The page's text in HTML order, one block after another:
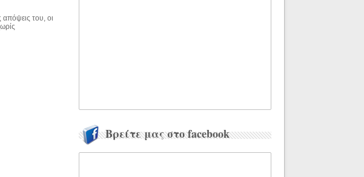
απόψεις του, οι
Βρείτε μας στο facebook